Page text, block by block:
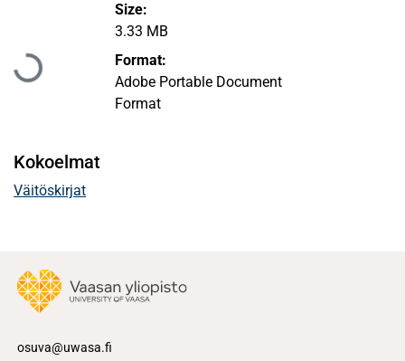
Ladataan...
Size:
3.33 MB
Format:
Adobe Portable Document
Format
Kokoelmat
Väitöskirjat
osuva@uwasa.fi